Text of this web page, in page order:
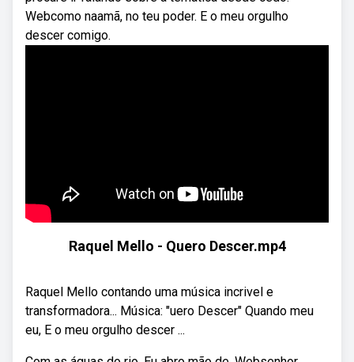
Webcomo naamã, no teu poder. E o meu orgulho
descer comigo.
Raquel Mello - Quero Descer.mp4
Raquel Mello contando uma música incrivel e
transformadora... Música: "uero Descer" Quando meu
eu, E o meu orgulho descer ...